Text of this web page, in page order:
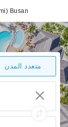
Busan
متعدد المدن